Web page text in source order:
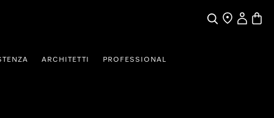
CercaRicerca
Il mio
ARCHITETTI PROFESSIONAL